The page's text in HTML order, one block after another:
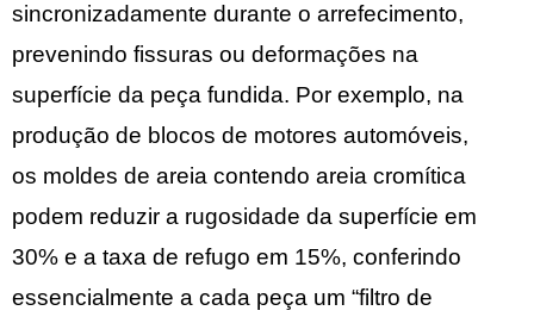
sincronizadamente durante o arrefecimento,
prevenindo fissuras ou deformações na
superfície da peça fundida. Por exemplo, na
produção de blocos de motores automóveis,
os moldes de areia contendo areia cromítica
podem reduzir a rugosidade da superfície em
30% e a taxa de refugo em 15%, conferindo
essencialmente a cada peça um “filtro de